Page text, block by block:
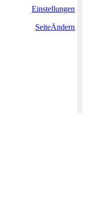
Einstellungen
SeiteÄndern